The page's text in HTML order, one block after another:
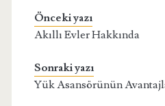
Önceki yazı
Akıllı Evler Hakkında
Sonraki yazı
Yük Asansörünün